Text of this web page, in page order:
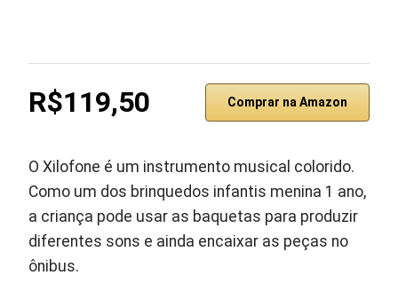
R$119,50 Comprar na Amazon
O Xilofone é um instrumento musical colorido.
Como um dos brinquedos infantis menina 1 ano,
a criança pode usar as baquetas para produzir
diferentes sons e ainda encaixar as peças no
ônibus.